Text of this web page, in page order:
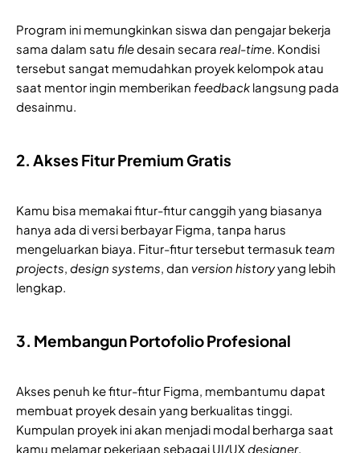
Program ini memungkinkan siswa dan pengajar bekerja
sama dalam satu filedesain secara real-time . Kondisi
tersebut sangat memudahkan proyek kelompok atau
saat mentor ingin memberikan feedback langsung pada
desainmu.
2. Akses Fitur Premium Gratis
Kamu bisa memakai fitur-fitur canggih yang biasanya
hanya ada di versi berbayar Figma, tanpa harus
mengeluarkan biaya. Fitur-fitur tersebut termasuk team
projects design systems , dan version historyyang lebih
lengkap.
3. Membangun Portofolio Profesional
Akses penuh ke fitur-fitur Figma, membantumu dapat
membuat proyek desain yang berkualitas tinggi.
Kumpulan proyek ini akan menjadi modal berharga saat
kamu melamar pekerjaan sebagai UI/UXdesigner.